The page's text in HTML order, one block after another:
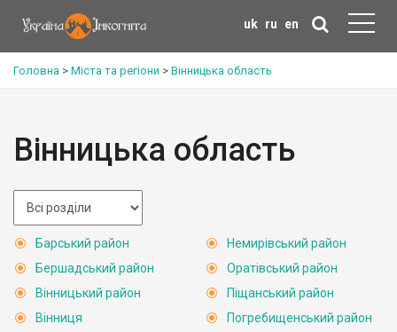
uk ru en
Головна > Міста та регіони > Вінницька область
Вінницька область
Барський район
Бершадський район
Вінницький район
Вінниця
Немирівський район
Оратівський район
Піщанський район
Погребищенський район